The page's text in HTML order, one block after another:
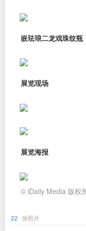
嵌珐琅二龙戏珠纹瓶
展览现场
展览海报
© iDaily Media 版权
22 张照片